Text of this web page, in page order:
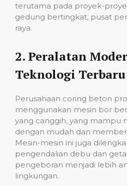
terutama pada proyek-
gedung bertingkat, pusat
raya.
2. Peralatan
Teknologi Terbaru
Perusahaan coring beton
menggunakan mesin bor
yang canggih, yang mampu
dengan mudah dan
Mesin-mesin ini juga
pengendalian debu dan
pengeboran menjadi lebih
lingkungan.